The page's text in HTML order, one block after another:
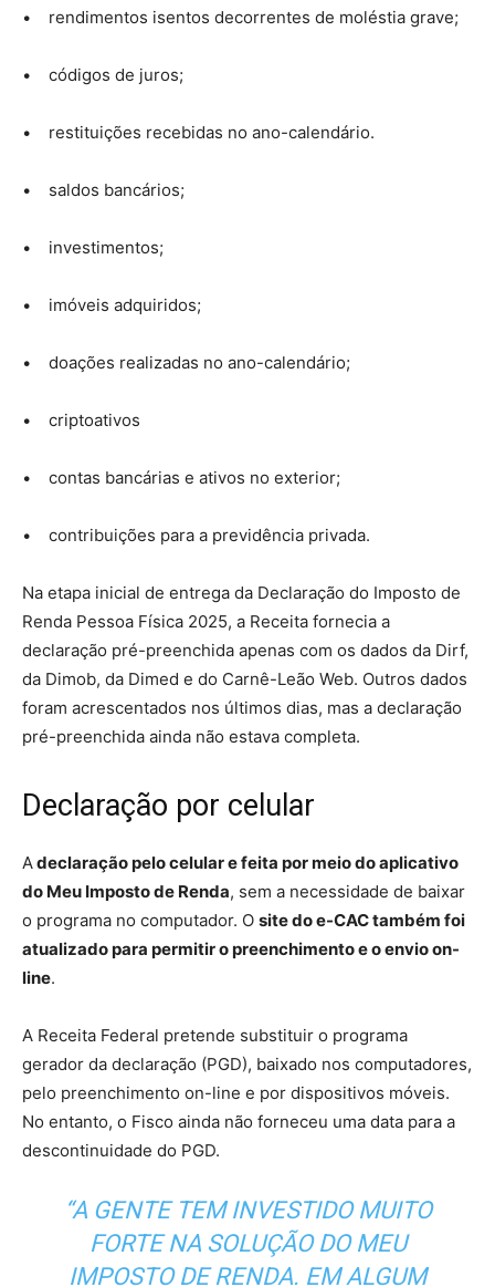
• rendimentos isentos decorrentes de moléstia grave;
• códigos de juros;
• restituições recebidas no ano-calendário.
• saldos bancários;
• investimentos;
• imóveis adquiridos;
• doações realizadas no ano-calendário;
• criptoativos
• contas bancárias e ativos no exterior;
• contribuições para a previdência privada.
Na etapa inicial de entrega da Declaração do Imposto de
Renda Pessoa Física 2025, a Receita fornecia a
declaração pré-preenchida apenas com os dados da Dirf,
da Dimob, da Dimed e do Carnê-Leão Web. Outros dados
foram acrescentados nos últimos dias, mas a declaração
pré-preenchida ainda não estava completa.
Declaração por celular
Adeclaração pelo celular e feita por meio do aplicativo
do Meu Imposto de Renda, sem a necessidade de baixar
o programa no computador. O site do e-CAC também foi
atualizado para permitir o preenchimento e o envio on-
line.
A Receita Federal pretende substituir o programa
gerador da declaração (PGD), baixado nos computadores,
pelo preenchimento on-line e por dispositivos móveis.
No entanto, o Fisco ainda não forneceu uma data para a
descontinuidade do PGD.
“A GENTE TEM INVESTIDO MUITO
FORTE NA SOLUÇÃO DO MEU
IMPOSTO DE RENDA. EM ALGUM